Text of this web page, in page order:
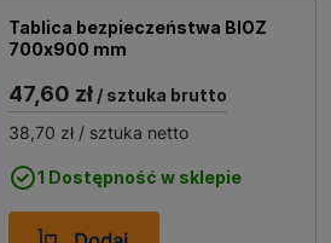
Tablica bezpieczeństwa BIOZ
700x900 mm
47,60 zł / sztuka brutto
38,70 zł / sztuka netto
1 Dostępność w sklepie